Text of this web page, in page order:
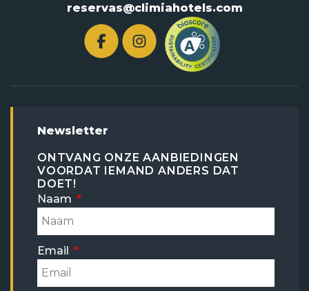
reservas@climiahotels.com
Newsletter
ONTVANG ONZE AANBIEDINGEN
VOORDAT IEMAND ANDERS DAT
DOET!
Naam
Email